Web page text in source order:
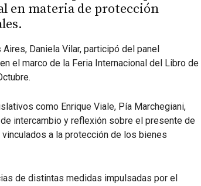
en materia de protección
Daniela Vilar, participó del panel
el marco de la Feria Internacional del Libro de
como Enrique Viale, Pía Marchegiani,
intercambio y reflexión sobre el presente de
a la protección de los bienes
de distintas medidas impulsadas por el